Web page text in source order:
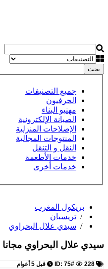
بحث
جميع التصنيفات
الحرفيون
مهنيو البناء
الصيانة الإلكترونية
الإصلاحات المنزلية
المنتوجات المجالية
النقل و التنقل
خدمات الأطعمة
خدمات أخرى
بريكول المغرب
/ تريسيان
/ سيدي علال البحراوي
سيدي علال البحراوي مجانا
228 قبل 5 أعوام